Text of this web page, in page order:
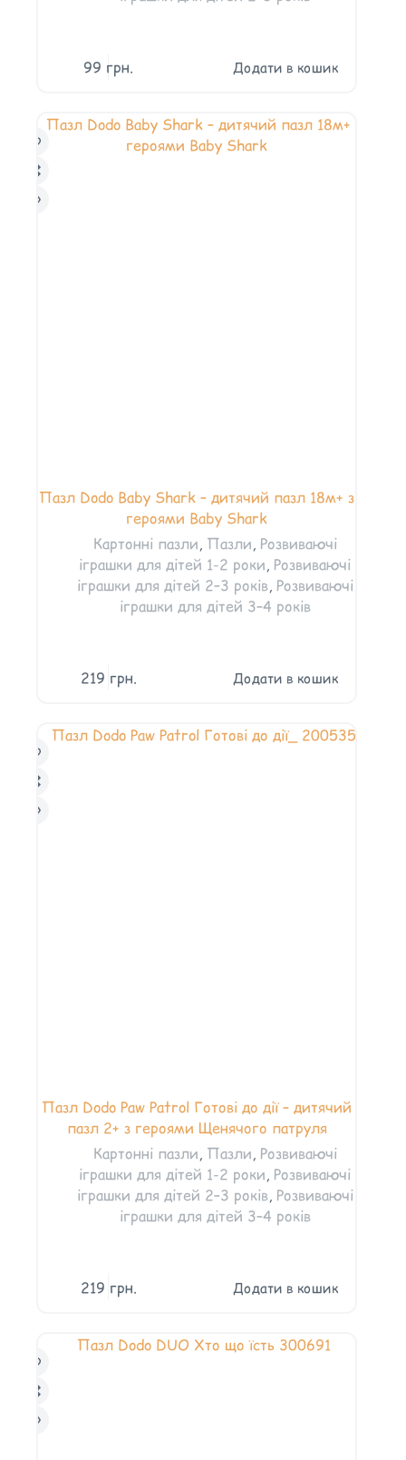
99 грн. Додати в кошик
Пазл Dodo Baby Shark – дитячий пазл 18м+ з
героями Baby Shark
Картонні пазли, Пазли, Розвиваючі
іграшки для дітей 1-2 роки, Розвиваючі
іграшки для дітей 2–3 років, Розвиваючі
іграшки для дітей 3–4 років
219 грн. Додати в кошик
Пазл Dodo Paw Patrol Готові до дії – дитячий
пазл 2+ з героями Щенячого патруля
Картонні пазли, Пазли, Розвиваючі
іграшки для дітей 1-2 роки, Розвиваючі
іграшки для дітей 2–3 років, Розвиваючі
іграшки для дітей 3–4 років
219 грн. Додати в кошик